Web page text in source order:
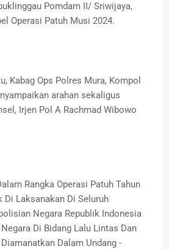
Pomdam II/ Sriwijaya,
Operasi Patuh Musi 2024.
Kabag Ops Polres Mura, Kompol
arahan sekaligus
Irjen Pol A Rachmad Wibowo
Rangka Operasi Patuh Tahun
Di Laksanakan Di Seluruh
Negara Republik Indonesia
Di Bidang Lalu Lintas Dan
Dalam Undang -